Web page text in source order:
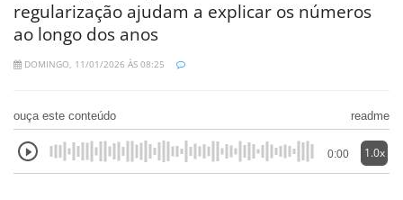
regularização ajudam a explicar os números
ao longo dos anos
DOMINGO, 11/01/2026 ÀS 08:25
ouça este conteúdo readme
0:00 1.0x